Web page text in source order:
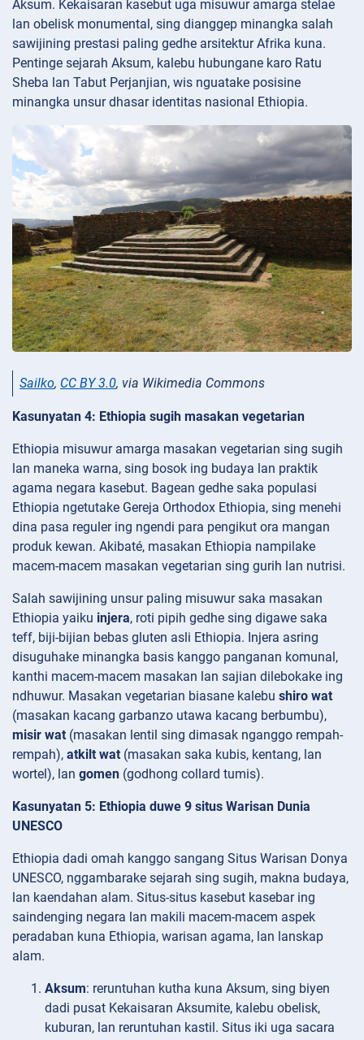
Aksum. Kekaisaran kasebut uga misuwur amarga stelae
lan obelisk monumental, sing dianggep minangka salah
sawijining prestasi paling gedhe arsitektur Afrika kuna.
Pentinge sejarah Aksum, kalebu hubungane karo Ratu
Sheba lan Tabut Perjanjian, wis nguatake posisine
minangka unsur dhasar identitas nasional Ethiopia.
Sailko, CC BY 3.0, via Wikimedia Commons
Kasunyatan 4: Ethiopia sugih masakan vegetarian
Ethiopia misuwur amarga masakan vegetarian sing sugih
lan maneka warna, sing bosok ing budaya lan praktik
agama negara kasebut. Bagean gedhe saka populasi
Ethiopia ngetutake Gereja Orthodox Ethiopia, sing menehi
dina pasa reguler ing ngendi para pengikut ora mangan
produk kewan. Akibaté, masakan Ethiopia nampilake
macem-macem masakan vegetarian sing gurih lan nutrisi.
Salah sawijining unsur paling misuwur saka masakan
Ethiopia yaiku injera, roti pipih gedhe sing digawe saka
teff, biji-bijian bebas gluten asli Ethiopia. Injera asring
disuguhake minangka basis kanggo panganan komunal,
kanthi macem-macem masakan lan sajian dilebokake ing
ndhuwur. Masakan vegetarian biasane kalebu shiro wat
(masakan kacang garbanzo utawa kacang berbumbu),
misir wat (masakan lentil sing dimasak nganggo rempah-
rempah), atkilt wat (masakan saka kubis, kentang, lan
wortel), lan gomen (godhong collard tumis).
Kasunyatan 5: Ethiopia duwe 9 situs Warisan Dunia
UNESCO
Ethiopia dadi omah kanggo sangang Situs Warisan Donya
UNESCO, nggambarake sejarah sing sugih, makna budaya,
lan kaendahan alam. Situs-situs kasebut kasebar ing
saindenging negara lan makili macem-macem aspek
peradaban kuna Ethiopia, warisan agama, lan lanskap
alam.
Aksum: reruntuhan kutha kuna Aksum, sing biyen
dadi pusat Kekaisaran Aksumite, kalebu obelisk,
kuburan, lan reruntuhan kastil. Situs iki uga sacara